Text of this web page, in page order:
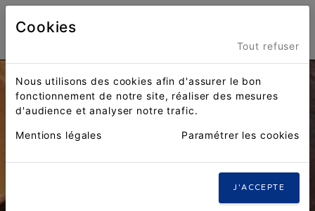
Cookies
Tout refuser
Nous utilisons des cookies afin d'assurer le bon
fonctionnement de notre site, réaliser des mesures
d'audience et analyser notre trafic.
Mentions légales Paramétrer les cookies
J'ACCEPTE